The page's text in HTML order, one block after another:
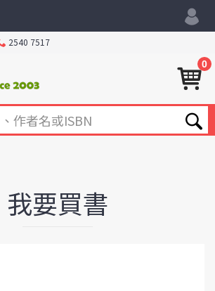
2540 7517
0
我要買書